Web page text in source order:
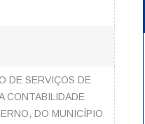
DE SERVIÇOS DE
CONTABILIDADE
DO MUNICÍPIO